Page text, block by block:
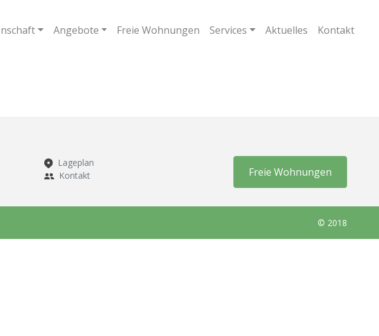
Angebote Freie Wohnungen Services Aktuelles Kontakt
Lageplan
Kontakt
Freie Wohnungen
© 2018